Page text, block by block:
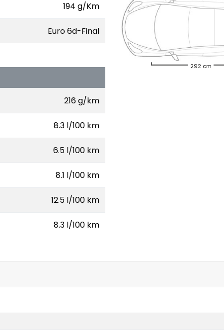
194 g/Km
Euro 6d-Final
216 g/km
8.3 l/100 km
6.5 l/100 km
8.1 l/100 km
12.5 l/100 km
8.3 l/100 km
292 cm